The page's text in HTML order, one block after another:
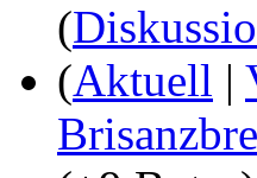
(
(Aktuell |